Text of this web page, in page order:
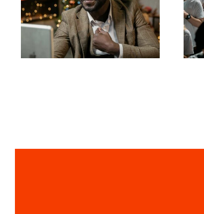
follower su LinkedIn
per proteggere la
privacy